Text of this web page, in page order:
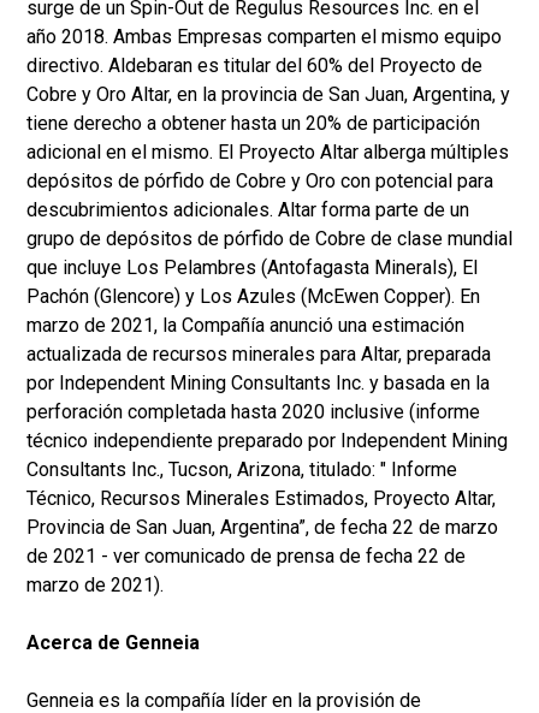
surge de un Spin-Out de Regulus Resources Inc. en el
año 2018. Ambas Empresas comparten el mismo equipo
directivo. Aldebaran es titular del 60% del Proyecto de
Cobre y Oro Altar, en la provincia de San Juan, Argentina, y
tiene derecho a obtener hasta un 20% de participación
adicional en el mismo. El Proyecto Altar alberga múltiples
depósitos de pórfido de Cobre y Oro con potencial para
descubrimientos adicionales. Altar forma parte de un
grupo de depósitos de pórfido de Cobre de clase mundial
que incluye Los Pelambres (Antofagasta Minerals), El
Pachón (Glencore) y Los Azules (McEwen Copper). En
marzo de 2021, la Compañía anunció una estimación
actualizada de recursos minerales para Altar, preparada
por Independent Mining Consultants Inc. y basada en la
perforación completada hasta 2020 inclusive (informe
técnico independiente preparado por Independent Mining
Consultants Inc., Tucson, Arizona, titulado: " Informe
Técnico, Recursos Minerales Estimados, Proyecto Altar,
Provincia de San Juan, Argentina”, de fecha 22 de marzo
de 2021 - ver comunicado de prensa de fecha 22 de
marzo de 2021).
Acerca de Genneia
Genneia es la compañía líder en la provisión de